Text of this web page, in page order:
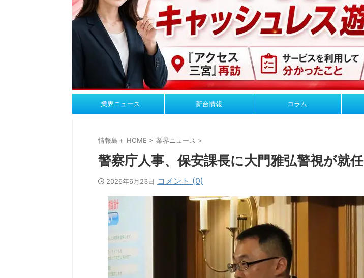
業界ニュース 新台情報 コラム
情報島＋ HOME > 業界ニュース >
警察庁人事、保安課長に大門雅弘警視が就任
2026年6月23日 コメント (0)